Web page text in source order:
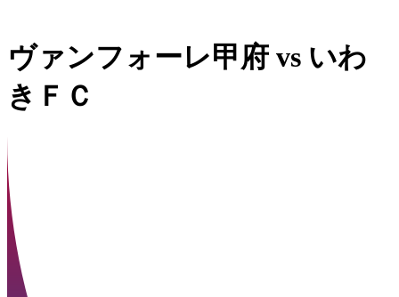
ヴァンフォーレ甲府 vs いわ
きＦＣ